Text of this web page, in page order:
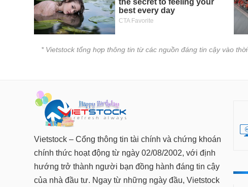
* Vietstock tổng hợp thông tin từ các nguồn đáng tin cậy vào
Vietstock – Cổng thông tin tài chính và chứng khoán
chính thức hoạt động từ ngày 02/08/2002, với định
hướng trở thành người bạn đồng hành đáng tin cậy
của nhà đầu tư. Ngay từ những ngày đầu, Vietstock